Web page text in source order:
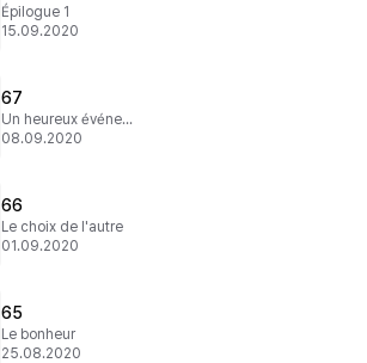
Épilogue 1
15.09.2020
67
Un heureux événement
08.09.2020
66
Le choix de l'autre
01.09.2020
65
Le bonheur
25.08.2020